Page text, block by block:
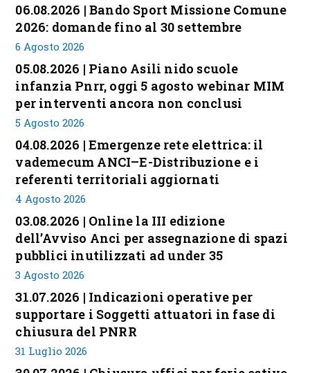
06.08.2026 | Bando Sport Missione Comune
2026: domande fino al 30 settembre
6 Agosto 2026
05.08.2026 | Piano Asili nido scuole
infanzia Pnrr, oggi 5 agosto webinar MIM
per interventi ancora non conclusi
5 Agosto 2026
04.08.2026 | Emergenze rete elettrica: il
vademecum ANCI–E-Distribuzione e i
referenti territoriali aggiornati
4 Agosto 2026
03.08.2026 | Online la III edizione
dell’Avviso Anci per assegnazione di spazi
pubblici inutilizzati ad under 35
3 Agosto 2026
31.07.2026 | Indicazioni operative per
supportare i Soggetti attuatori in fase di
chiusura del PNRR
31 Luglio 2026